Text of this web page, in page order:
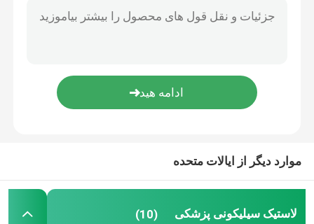
لوازم جانبی جمع آوری خون
قطعات سرنگ از پیش پر شده
لاستیک بوتیل هالوژنه
موارد دیگر از ایالات متحده
لاستیک سیلیکونی پزشکی (10)